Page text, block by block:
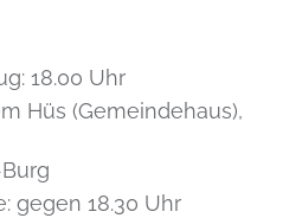
18.00 Uhr
Hüs (Gemeindehaus),
gegen 18.30 Uhr